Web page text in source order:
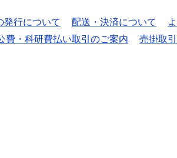
発行について 配送・決済について
費・科研費払い取引のご案内 売掛取